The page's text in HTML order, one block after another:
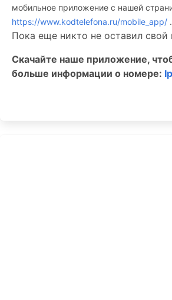
мобильное приложение c нашей
https://www.kodtelefona.ru/mobile_app/ .
Пока еще никто не оставил свой
Скачайте наше приложение,
больше информации о номере: